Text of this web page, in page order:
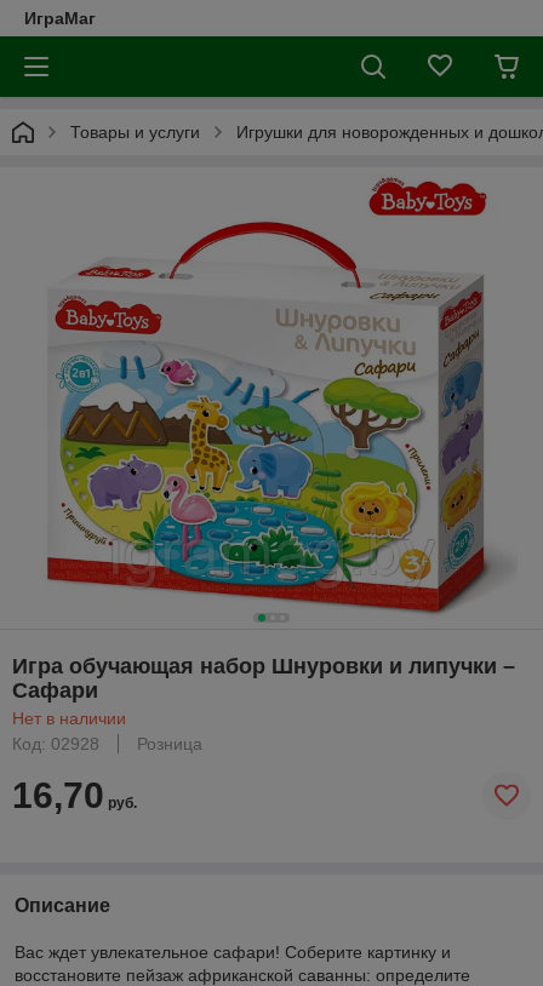
ИграМаг
Товары и услуги Игрушки для новорожденных и
Игра обучающая набор Шнуровки и липучки –
Сафари
Нет в наличии
Код: 02928
Розница
16,70 руб.
Описание
Вас ждет увлекательное сафари! Соберите картинку и
восстановите пейзаж африканской саванны: определите